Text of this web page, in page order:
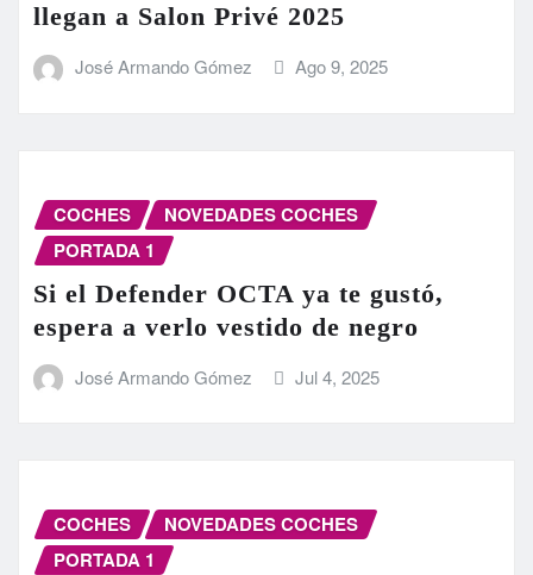
llegan a Salon Privé 2025
José Armando Gómez Ago 9, 2025
COCHES
NOVEDADES COCHES
PORTADA 1
Si el Defender OCTA ya te gustó,
espera a verlo vestido de negro
José Armando Gómez Jul 4, 2025
COCHES
NOVEDADES COCHES
PORTADA 1